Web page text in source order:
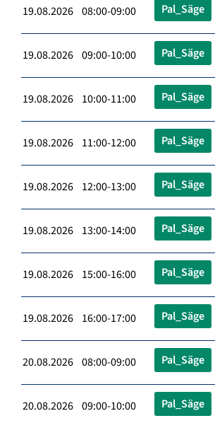
19.08.2026 08:00-09:00 Pal_Säge
19.08.2026 09:00-10:00 Pal_Säge
19.08.2026 10:00-11:00 Pal_Säge
19.08.2026 11:00-12:00 Pal_Säge
19.08.2026 12:00-13:00 Pal_Säge
19.08.2026 13:00-14:00 Pal_Säge
19.08.2026 15:00-16:00 Pal_Säge
19.08.2026 16:00-17:00 Pal_Säge
20.08.2026 08:00-09:00 Pal_Säge
20.08.2026 09:00-10:00 Pal_Säge